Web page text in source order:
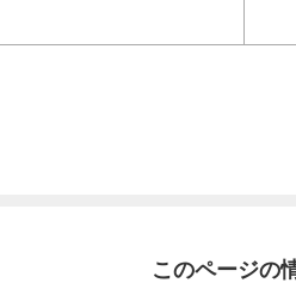
このページの